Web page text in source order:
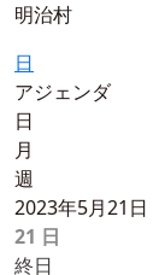
明治村
日
アジェンダ
日
月
週
2023年5月21日
21 日
終日